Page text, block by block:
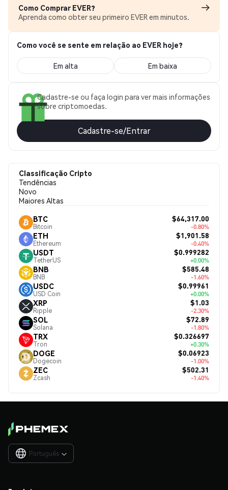
Como Comprar EVER?
Aprenda como obter seu primeiro EVER em minutos.
Como você se sente em relação ao EVER hoje?
Em alta Em baixa
Cadastre-se ou faça login para ver mais informações
sobre criptomoedas.
Cadastre-se/Entrar
Classificação Cripto
Tendências
Novo
Maiores Altas
BTC
Bitcoin
$64,317.00
-0.80%
ETH
Ethereum
$1,901.58
-0.40%
USDT
TetherUS
$0.999282
+0.00%
BNB
BNB
$585.48
-1.60%
USDC
USD Coin
$0.99961
+0.00%
XRP
Ripple
$1.03
-2.30%
SOL
Solana
$72.89
-1.80%
TRX
Tron
$0.326697
+0.30%
DOGE
Dogecoin
$0.06923
-1.00%
ZEC
Zcash
$502.31
-1.40%
Português 